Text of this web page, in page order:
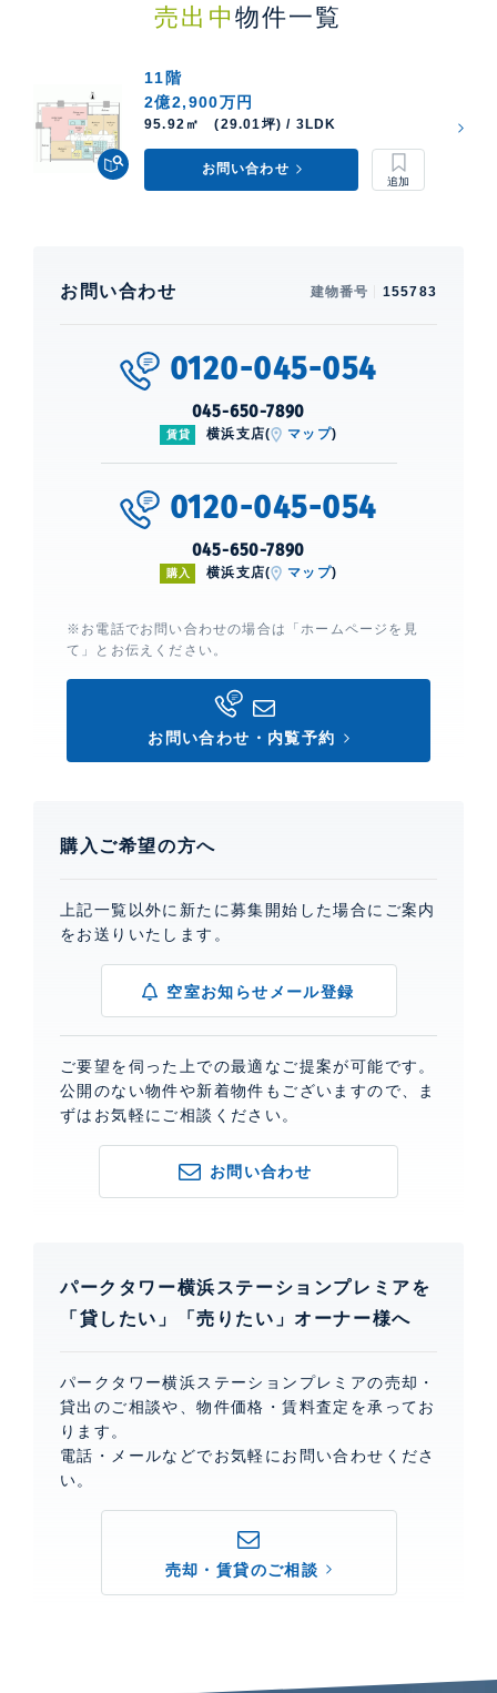
売出中 物件一覧
11階
2億2,900万円
95.92㎡ (29.01坪) / 3LDK
お問い合わせ
お問い合わせ 建物番号 155783
0120-045-054
045-650-7890
賃貸 横浜支店( マップ)
0120-045-054
045-650-7890
購入 横浜支店( マップ)
※お電話でお問い合わせの場合は「ホームページを見
て」とお伝えください。
お問い合わせ・内覧予約
購入ご希望の方へ
上記一覧以外に新たに募集開始した場合にご案内
をお送りいたします。
空室お知らせメール登録
ご要望を伺った上での最適なご提案が可能です。
公開のない物件や新着物件もございますので、ま
ずはお気軽にご相談ください。
お問い合わせ
パークタワー横浜ステーションプレミアを
「貸したい」「売りたい」オーナー様へ
パークタワー横浜ステーションプレミアの売却・
貸出のご相談や、物件価格・賃料査定を承ってお
ります。
電話・メールなどでお気軽にお問い合わせくださ
い。
売却・賃貸のご相談